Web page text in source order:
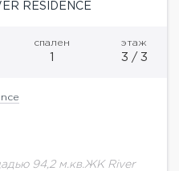
RESIDENCE
спален
1
этаж
3 / 3
94,2 м.кв.ЖК River